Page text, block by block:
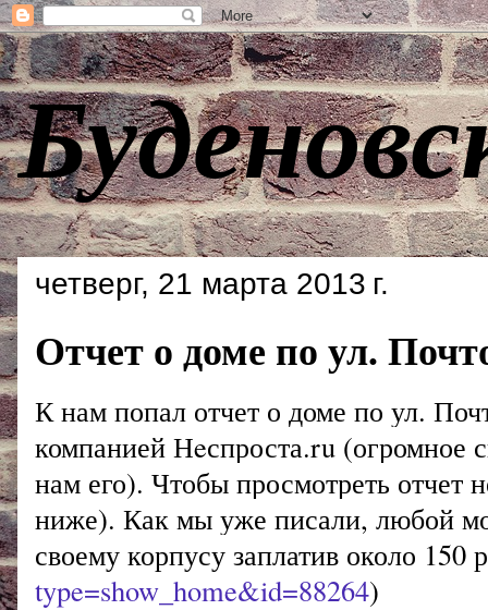
четверг, 21 марта 2013 г.
Отчет о доме по ул.
К нам попал отчет о доме по ул.
компанией Нeспроста.ru (огромное
нам его). Чтобы просмотреть отчет
ниже). Как мы уже писали, любой
своему корпусу заплатив около 150
type=show_home&id=88264)